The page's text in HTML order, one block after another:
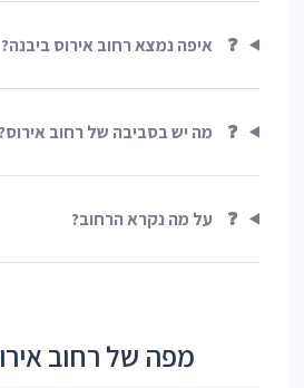
❓ איפה נמצא רחוב אירוס ביבנה?
❓ מה יש בסביבה של רחוב אירוס?
❓ על מה נקרא הרחוב?
מפה של רחוב